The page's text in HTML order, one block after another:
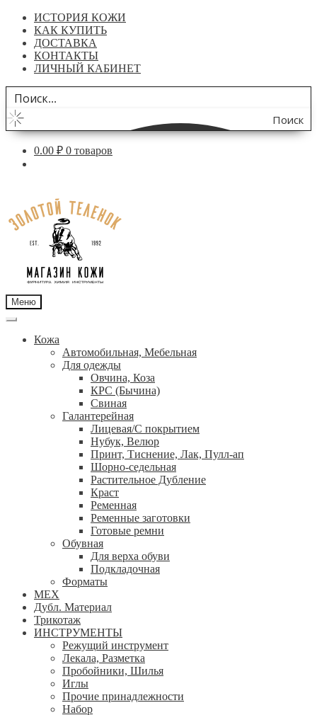
ИСТОРИЯ КОЖИ
КАК КУПИТЬ
ДОСТАВКА
КОНТАКТЫ
ЛИЧНЫЙ КАБИНЕТ
Поиск
по
0.00 ₽ 0 товаров
навигации
содержимому
Меню
Кожа
Автомобильная, Мебельная
Для одежды
Овчина, Коза
КРС (Бычина)
Свиная
Галантерейная
Лицевая/С покрытием
Нубук, Велюр
Принт, Тиснение, Лак, Пулл-ап
Шорно-седельная
Растительное Дубление
Краст
Ременная
Ременные заготовки
Готовые ремни
Обувная
Для верха обуви
Подкладочная
Форматы
МЕХ
Дубл. Материал
Трикотаж
ИНСТРУМЕНТЫ
Режущий инструмент
Лекала, Разметка
Пробойники, Шилья
Иглы
Прочие принадлежности
Набор